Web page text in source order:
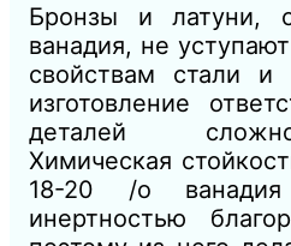
Бронзы и латуни,
ванадия, не
свойствам стали
изготовление
деталей
Химическая
18-20 /о
инертностью